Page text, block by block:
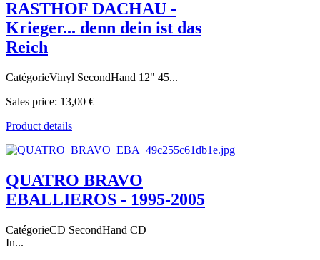
RASTHOF DACHAU -
Krieger... denn dein ist das
Reich
CatégorieVinyl SecondHand 12" 45...
Sales price: 13,00 €
Product details
QUATRO BRAVO
EBALLIEROS - 1995-2005
CatégorieCD SecondHand CD
In...